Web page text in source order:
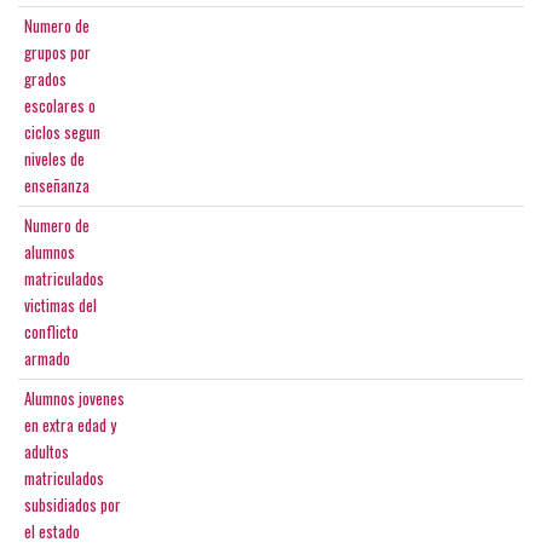
Numero de
grupos por
grados
escolares o
ciclos segun
niveles de
enseñanza
Numero de
alumnos
matriculados
victimas del
conflicto
armado
Alumnos jovenes
en extra edad y
adultos
matriculados
subsidiados por
el estado